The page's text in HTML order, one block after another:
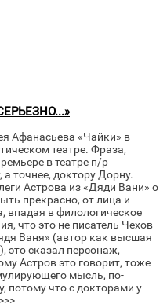
Афанасьева «Чайки» в
театре. Фраза,
в театре п/р
точнее, доктору Дорну.
Астрова из «Дяди Вани» о
прекрасно, от лица и
в филологическое
что это не писатель Чехов
Ваня» (автор как высшая
это сказал персонаж,
Астров это говорит, тоже
мысль, по-
потому что с докторами у